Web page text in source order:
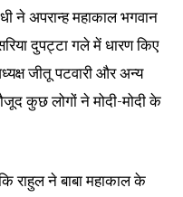
ने अपरान्ह महाकाल भगवान
दुपट्टा गले में धारण किए
जीतू पटवारी और अन्य
कुछ लोगों ने मोदी-मोदी के
राहुल ने बाबा महाकाल के